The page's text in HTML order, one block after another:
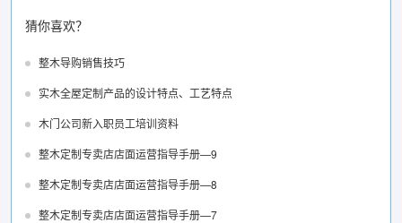
猜你喜欢？
整木导购销售技巧
实木全屋定制产品的设计特点、工艺特点
木门公司新入职员工培训资料
整木定制专卖店店面运营指导手册—9
整木定制专卖店店面运营指导手册—8
整木定制专卖店店面运营指导手册—7